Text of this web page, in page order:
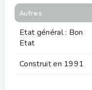
Autres
Etat général : Bon
Etat
Construit en 1991